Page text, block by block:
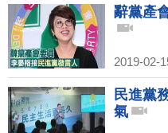
辭黨產
2019-02-
民進黨
氣